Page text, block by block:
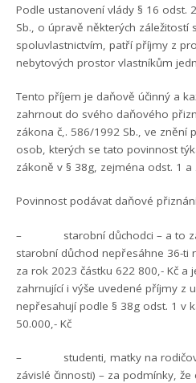
Podle ustanovení vlády § 16 odst.
Sb., o úpravě některých záležitostí
spoluvlastnictvím, patří příjmy z
nebytových prostor vlastníkům
Tento příjem je daňově účinný a
zahrnout do svého daňového
zákona č,. 586/1992 Sb., ve znění
osob, kterých se tato povinnost
zákoně v § 38g, zejména odst. 1 a
Povinnost podávat daňové
– starobní důchodci – a to za
starobní důchod nepřesáhne 36-ti
za rok 2023 částku 622 800,- Kč a
zahrnující i výše uvedené příjmy z
nepřesahují podle § 38g odst. 1 v
50.000,- Kč
– studenti, matky na
závislé činnosti) – za podmínky,